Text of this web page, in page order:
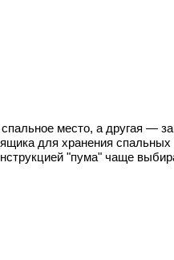
место, а другая —
для хранения
"пума" чаще